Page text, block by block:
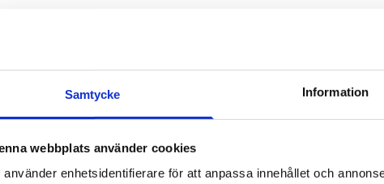
Samtycke Information
webbplats använder cookies
använder enhetsidentifierare för att anpassa innehållet och
produkter